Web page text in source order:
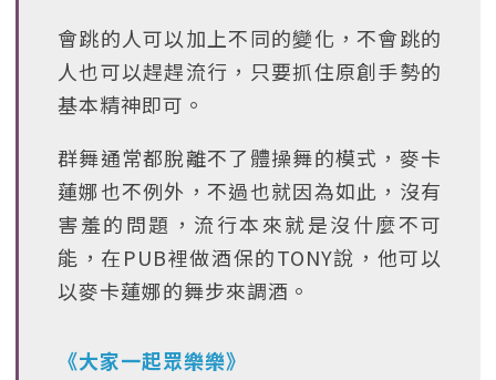
會跳的人可以加上不同的變化，不會跳的
人也可以趕趕流行，只要抓住原創手勢的
基本精神即可。
群舞通常都脫離不了體操舞的模式，麥卡
蓮娜也不例外，不過也就因為如此，沒有
害羞的問題，流行本來就是沒什麼不可
能，在PUB裡做酒保的TONY說，他可以
以麥卡蓮娜的舞步來調酒。
《大家一起眾樂樂》